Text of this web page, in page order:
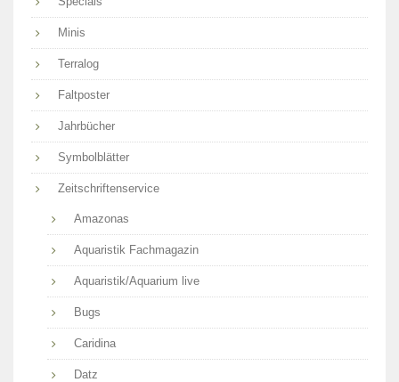
Minis
Terralog
Faltposter
Jahrbücher
Symbolblätter
Zeitschriftenservice
Amazonas
Aquaristik Fachmagazin
Aquaristik/Aquarium live
Bugs
Caridina
Datz